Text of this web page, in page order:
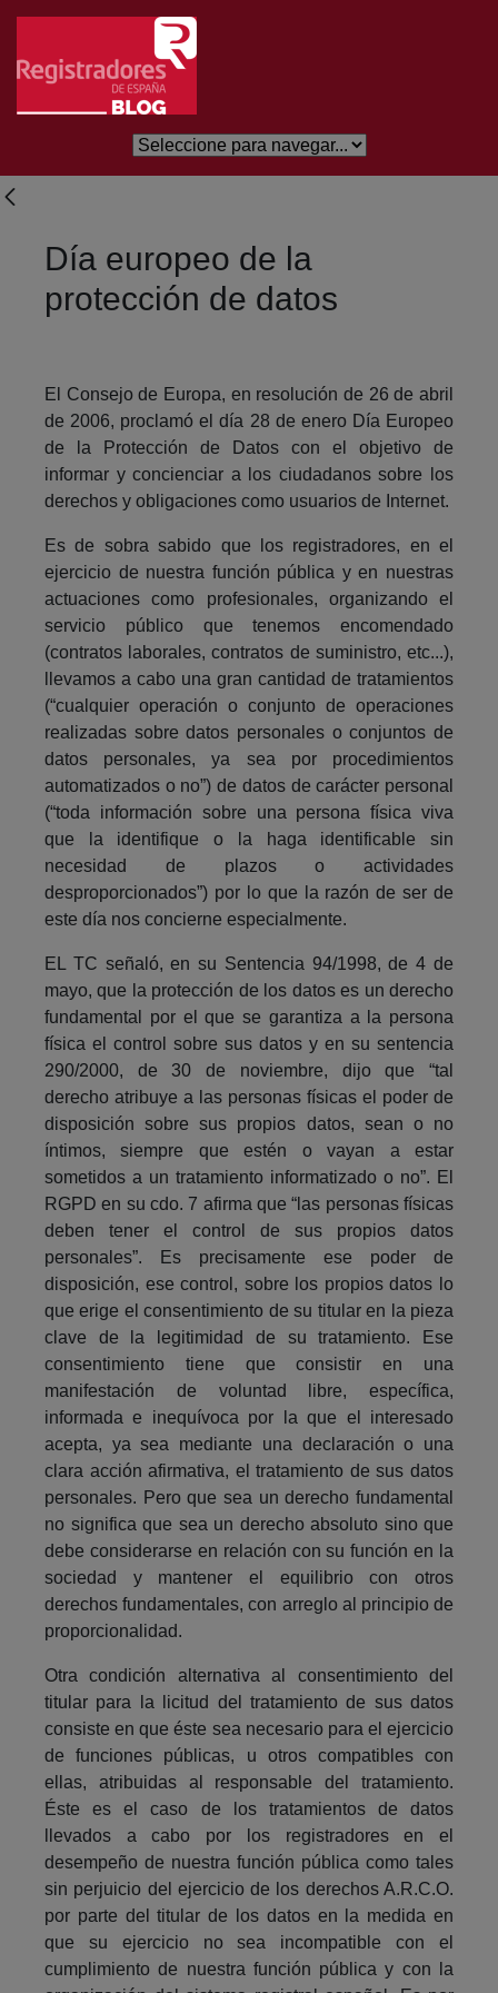
Saltar al contenido principal
Día europeo de la
protección de datos
El Consejo de Europa, en resolución de 26 de abril
de 2006, proclamó el día 28 de enero Día Europeo
de la Protección de Datos con el objetivo de
informar y concienciar a los ciudadanos sobre los
derechos y obligaciones como usuarios de Internet.
Es de sobra sabido que los registradores, en el
ejercicio de nuestra función pública y en nuestras
actuaciones como profesionales, organizando el
servicio público que tenemos encomendado
(contratos laborales, contratos de suministro, etc...),
llevamos a cabo una gran cantidad de tratamientos
(“cualquier operación o conjunto de operaciones
realizadas sobre datos personales o conjuntos de
datos personales, ya sea por procedimientos
automatizados o no”) de datos de carácter personal
(“toda información sobre una persona física viva
que la identifique o la haga identificable sin
necesidad de plazos o actividades
desproporcionados”) por lo que la razón de ser de
este día nos concierne especialmente.
EL TC señaló, en su Sentencia 94/1998, de 4 de
mayo, que la protección de los datos es un derecho
fundamental por el que se garantiza a la persona
física el control sobre sus datos y en su sentencia
290/2000, de 30 de noviembre, dijo que “tal
derecho atribuye a las personas físicas el poder de
disposición sobre sus propios datos, sean o no
íntimos, siempre que estén o vayan a estar
sometidos a un tratamiento informatizado o no”. El
RGPD en su cdo. 7 afirma que “las personas físicas
deben tener el control de sus propios datos
personales”. Es precisamente ese poder de
disposición, ese control, sobre los propios datos lo
que erige el consentimiento de su titular en la pieza
clave de la legitimidad de su tratamiento. Ese
consentimiento tiene que consistir en una
manifestación de voluntad libre, específica,
informada e inequívoca por la que el interesado
acepta, ya sea mediante una declaración o una
clara acción afirmativa, el tratamiento de sus datos
personales. Pero que sea un derecho fundamental
no significa que sea un derecho absoluto sino que
debe considerarse en relación con su función en la
sociedad y mantener el equilibrio con otros
derechos fundamentales, con arreglo al principio de
proporcionalidad.
Otra condición alternativa al consentimiento del
titular para la licitud del tratamiento de sus datos
consiste en que éste sea necesario para el ejercicio
de funciones públicas, u otros compatibles con
ellas, atribuidas al responsable del tratamiento.
Éste es el caso de los tratamientos de datos
llevados a cabo por los registradores en el
desempeño de nuestra función pública como tales
sin perjuicio del ejercicio de los derechos A.R.C.O.
por parte del titular de los datos en la medida en
que su ejercicio no sea incompatible con el
cumplimiento de nuestra función pública y con la